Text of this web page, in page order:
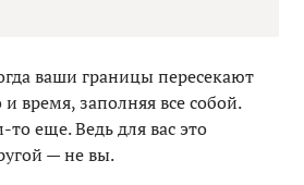
ваши границы пересекают
время, заполняя все собой.
то еще. Ведь для вас это
— не вы.